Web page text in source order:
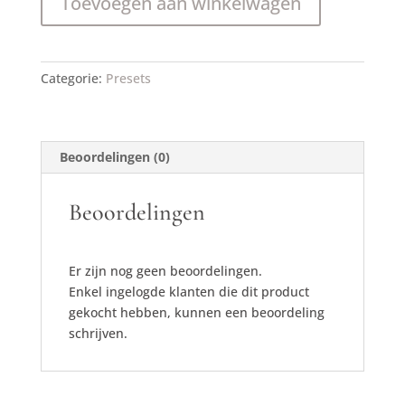
Categorie: Presets
Beoordelingen (0)
Beoordelingen
Er zijn nog geen beoordelingen.
Enkel ingelogde klanten die dit product
gekocht hebben, kunnen een beoordeling
schrijven.